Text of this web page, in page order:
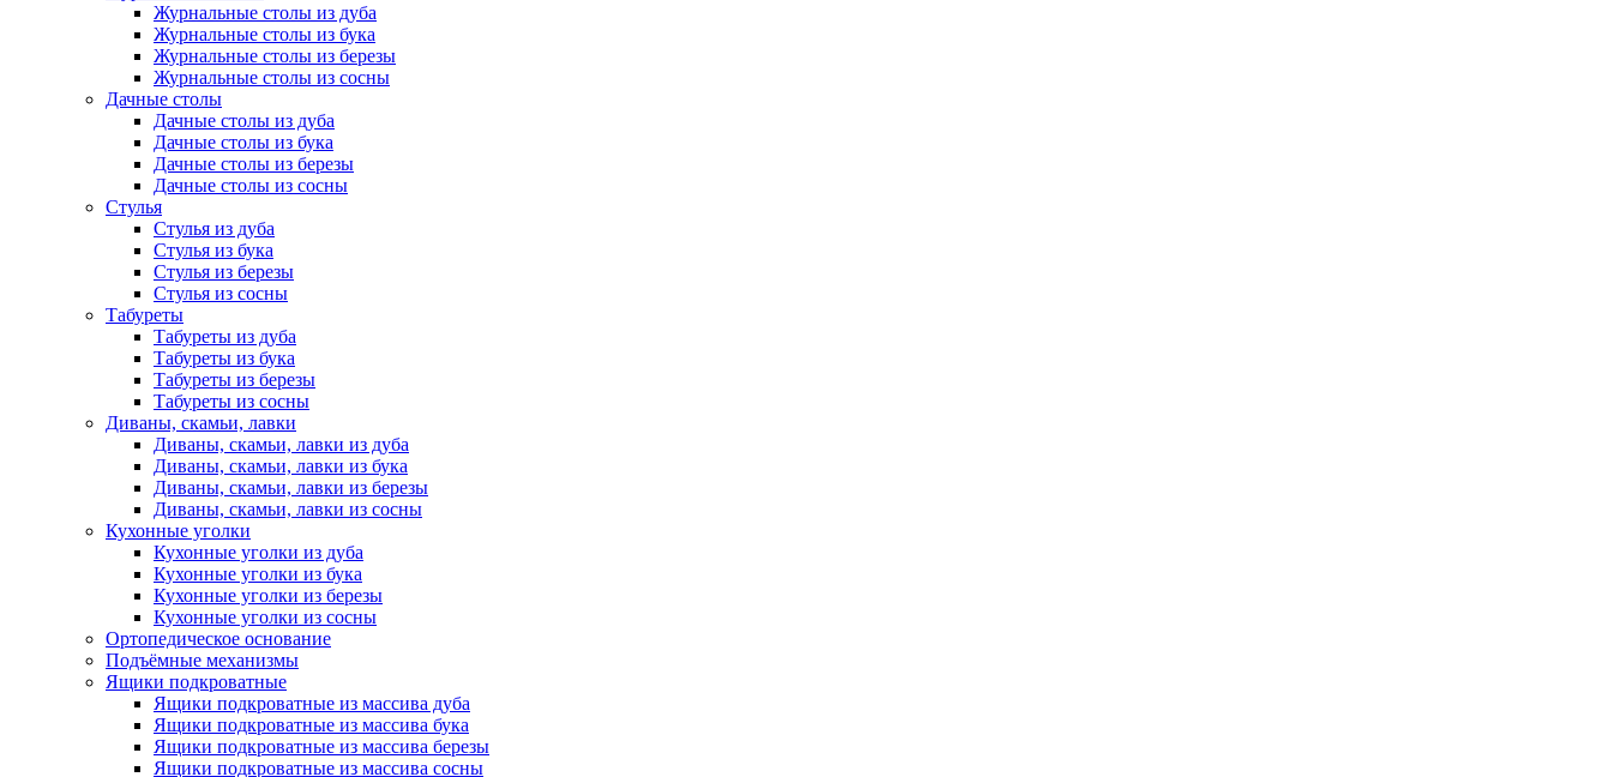
Журнальные столы из дуба
Журнальные столы из бука
Журнальные столы из березы
Журнальные столы из сосны
Дачные столы
Дачные столы из дуба
Дачные столы из бука
Дачные столы из березы
Дачные столы из сосны
Стулья
Стулья из дуба
Стулья из бука
Стулья из березы
Стулья из сосны
Табуреты
Табуреты из дуба
Табуреты из бука
Табуреты из березы
Табуреты из сосны
Диваны, скамьи, лавки
Диваны, скамьи, лавки из дуба
Диваны, скамьи, лавки из бука
Диваны, скамьи, лавки из березы
Диваны, скамьи, лавки из сосны
Кухонные уголки
Кухонные уголки из дуба
Кухонные уголки из бука
Кухонные уголки из березы
Кухонные уголки из сосны
Ортопедическое основание
Подъёмные механизмы
Ящики подкроватные
Ящики подкроватные из массива дуба
Ящики подкроватные из массива бука
Ящики подкроватные из массива березы
Ящики подкроватные из массива сосны